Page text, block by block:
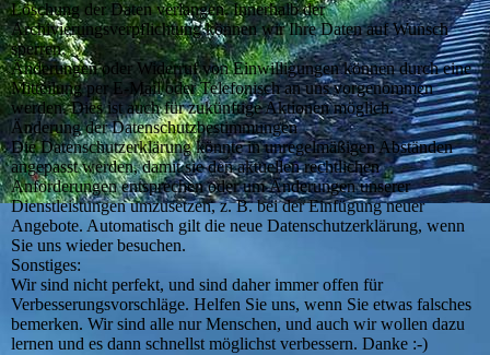
Löschung der Daten verlangen. Innerhalb der
Archivierungsverpflichtung können wir Ihre Daten auf Wunsch
sperren.
Änderungen oder Widerruf von Einwilligungen können durch eine
Mitteilung per E-Mail oder Telefonisch an uns vorgenommen
werden. Dies ist auch für zukünftige Aktionen möglich.
Änderung der Datenschutzbestimmungen
Die Datenschutzerklärung könnte in unregelmäßigen Abständen
angepasst werden, damit sie den aktuellen rechtlichen
Anforderungen entsprechen oder um Änderungen unserer
Dienstleistungen umzusetzen, z. B. bei der Einfügung neuer
Angebote. Automatisch gilt die neue Datenschutzerklärung, wenn
Sie uns wieder besuchen.
Sonstiges:
Wir sind nicht perfekt, und sind daher immer offen für
Verbesserungsvorschläge. Helfen Sie uns, wenn Sie etwas falsches
bemerken. Wir sind alle nur Menschen, und auch wir wollen dazu
lernen und es dann schnellst möglichst verbessern. Danke :-)